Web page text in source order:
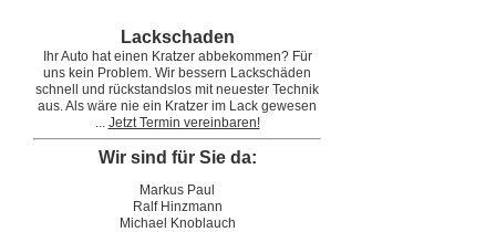
Lackschaden
Ihr Auto hat einen Kratzer abbekommen? Für
uns kein Problem. Wir bessern Lackschäden
schnell und rückstandslos mit neuester Technik
aus. Als wäre nie ein Kratzer im Lack gewesen
... Jetzt Termin vereinbaren!
Wir sind für Sie da:
Markus Paul
Ralf Hinzmann
Michael Knoblauch